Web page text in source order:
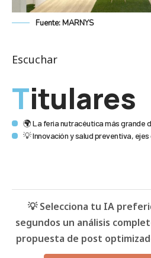
Fuente: MARNYS
Escuchar
Titulares
🌍 La feria nutracéutica más grande
💡 Innovación y salud preventiva,
💡 Selecciona tu IA
segundos un análisis
propuesta de post